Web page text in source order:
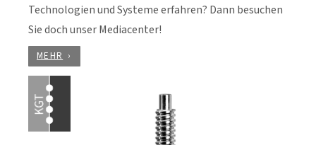
Technologien und Systeme erfahren? Dann besuchen
Sie doch unser Mediacenter!
MEHR